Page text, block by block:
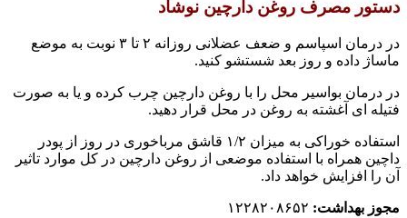
دستور مصرف روغن دارچین نوشاد
در درمان اسپاسم و ضعف عضلانی روزانه ۲ تا ۳ نوبت به موضع
ماساژ داده و روز بعد شستشو کنید.
در درمان بواسیر محل را با روغن دارچین چرب کرده و یا به صورت
فتیله ای آغشته به روغن در محل قرار دهید.
استفاده خوراکی به میزان ۱/۲ قاشق مرباخوری در روز از پودر
داچین همراه با استفاده موضعی از روغن دارچین در کل موارد تاثیر
آن را افزایش خواهد داد.
مجوز بهداشت: ۱۲۲۸۲۰۸۶۵۲